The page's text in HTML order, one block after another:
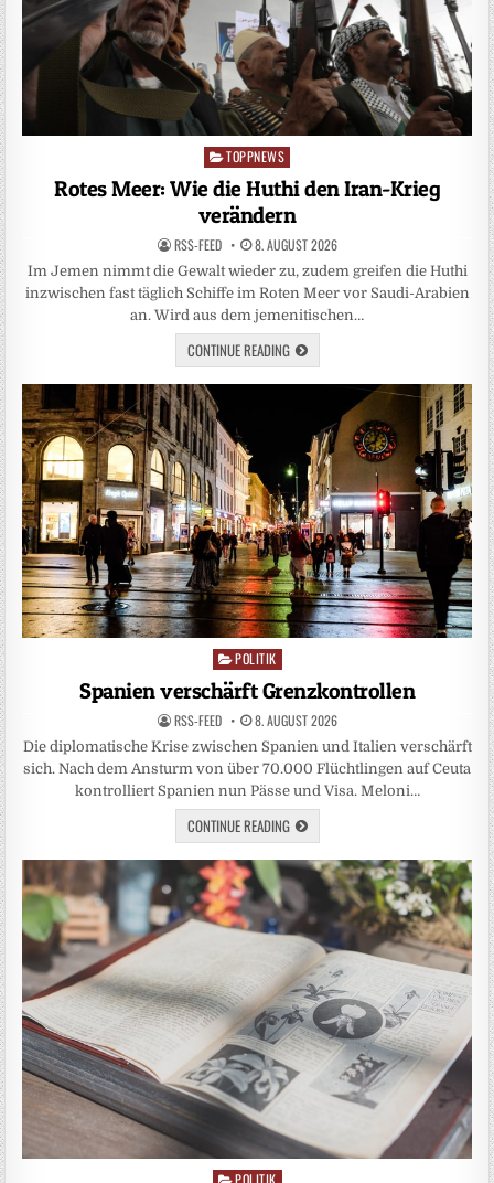
Posted
TOPPNEWS
Rotes Meer: Wie die Huthi den Iran-Krieg
verändern
RSS-FEED 8. AUGUST 2026
Im Jemen nimmt die Gewalt wieder zu, zudem greifen die Huthi
inzwischen fast täglich Schiffe im Roten Meer vor Saudi-Arabien
an. Wird aus dem jemenitischen…
CONTINUE READING
Posted
in
POLITIK
Spanien verschärft Grenzkontrollen
RSS-FEED 8. AUGUST 2026
Die diplomatische Krise zwischen Spanien und Italien verschärft
sich. Nach dem Ansturm von über 70.000 Flüchtlingen auf Ceuta
kontrolliert Spanien nun Pässe und Visa. Meloni…
CONTINUE READING
Posted
POLITIK